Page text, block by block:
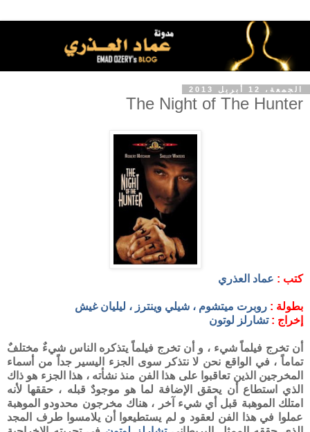
الجمعة، 12 أبريل 2013
The Night of The Hunter
كتب : عماد العذري
بطولة : روبرت ميتشوم ، شيلي وينترز ، ليليان غيش
إخراج : تشارلز لوتون
أن تخرج فيلماً شيء ، و أن تخرج فيلماً يتذكره الناس شيءٌ مختلفٌ
تماماً ، في الواقع نحن لا نتذكر سوى الجزء اليسير جداً من أسماء
المخرجين الذين تعاقبوا على هذا الفن منذ نشأته ، هذا الجزء هو ذاك
الذي استطاع أن يحقق الإضافة لما هو موجودٌ قبله ، حققها لأنه
امتلك الموهبة قبل أي شيء آخر ، هناك مخرجون محدودو الموهبة
عملوا في هذا الفن لعقود و لم يستطيعوا أن يلامسوا طرف المجد